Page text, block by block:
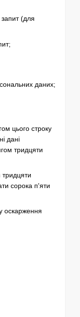
(для
даних;
цього строку
дані
тридцяти
тридцяти
сорока п'яти
оскарження